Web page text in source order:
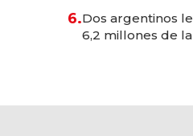
para convertirse
transformadoras
6.Dos argentinos
6,2 millones de